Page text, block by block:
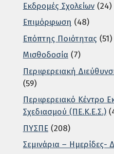
Εκδρομές Σχολείων (24)
Επιμόρφωση (48)
Επόπτης Ποιότητας (51)
Μισθοδοσία (7)
Περιφερειακή
(59)
Περιφερειακό Κέντρο
Σχεδιασμού (ΠΕ.Κ.Ε.Σ.)
ΠΥΣΠΕ (208)
Σεμινάρια – Ημερίδες-